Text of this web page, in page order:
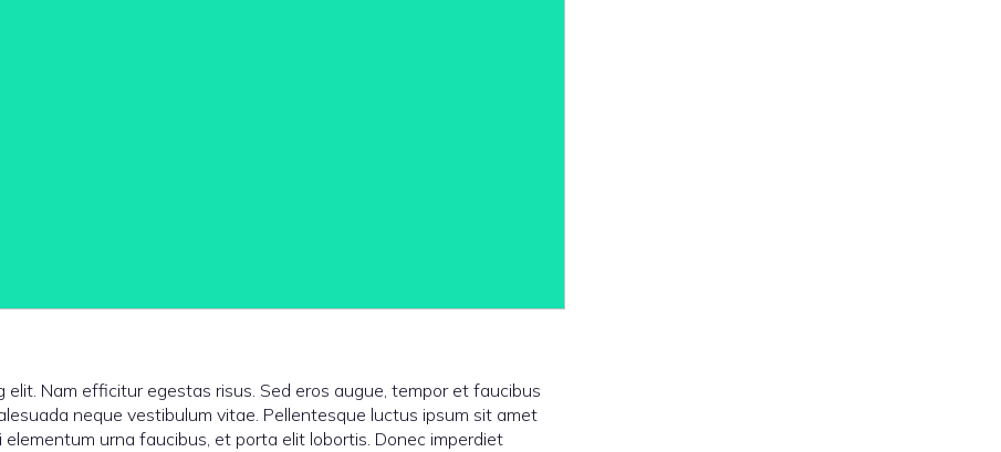
Nam efficitur egestas risus. Sed eros augue, tempor et faucibus
neque vestibulum vitae. Pellentesque luctus ipsum sit amet
elementum urna faucibus, et porta elit lobortis. Donec imperdiet